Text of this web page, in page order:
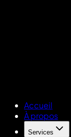
Accueil
À propos
Services